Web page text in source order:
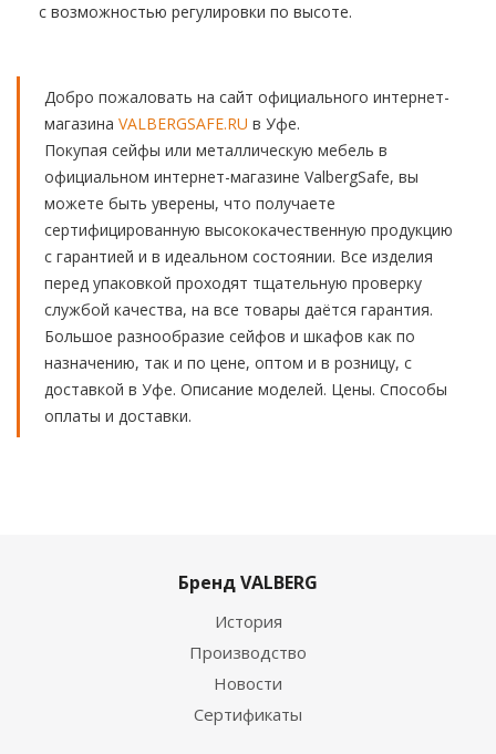
с возможностью регулировки по высоте.
Добро пожаловать на сайт официального интернет-
магазина VALBERGSAFE.RU в Уфе.
Покупая сейфы или металлическую мебель в
официальном интернет-магазине ValbergSafe, вы
можете быть уверены, что получаете
сертифицированную высококачественную продукцию
с гарантией и в идеальном состоянии. Все изделия
перед упаковкой проходят тщательную проверку
службой качества, на все товары даётся гарантия.
Большое разнообразие сейфов и шкафов как по
назначению, так и по цене, оптом и в розницу, с
доставкой в Уфе. Описание моделей. Цены. Способы
оплаты и доставки.
Бренд VALBERG
История
Производство
Новости
Сертификаты